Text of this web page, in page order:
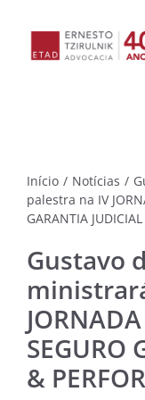
Início / Notícias /
palestra na IV
GARANTIA
Gustavo
SEGURO
&